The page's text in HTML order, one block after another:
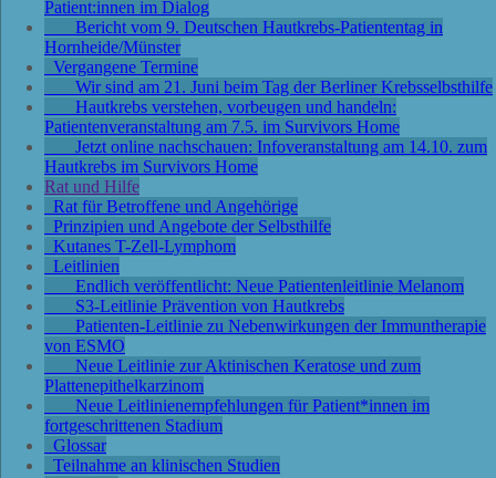
Patient:innen im Dialog
Bericht vom 9. Deutschen Hautkrebs-Patiententag in
Hornheide/Münster
Vergangene Termine
Wir sind am 21. Juni beim Tag der Berliner Krebsselbsthilfe
Hautkrebs verstehen, vorbeugen und handeln:
Patientenveranstaltung am 7.5. im Survivors Home
Jetzt online nachschauen: Infoveranstaltung am 14.10. zum
Hautkrebs im Survivors Home
Rat und Hilfe
Rat für Betroffene und Angehörige
Prinzipien und Angebote der Selbsthilfe
Kutanes T-Zell-Lymphom
Leitlinien
Endlich veröffentlicht: Neue Patientenleitlinie Melanom
S3-Leitlinie Prävention von Hautkrebs
Patienten-Leitlinie zu Nebenwirkungen der Immuntherapie
von ESMO
Neue Leitlinie zur Aktinischen Keratose und zum
Plattenepithelkarzinom
Neue Leitlinienempfehlungen für Patient*innen im
fortgeschrittenen Stadium
Glossar
Teilnahme an klinischen Studien